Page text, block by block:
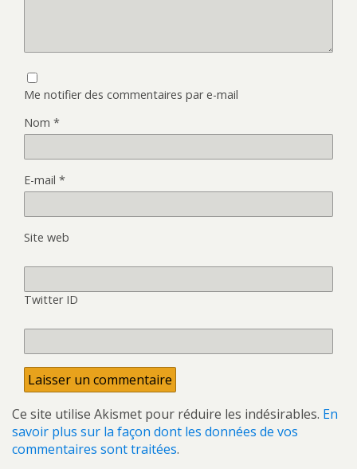
Me notifier des commentaires par e-mail
Nom *
E-mail *
Site web
Twitter ID
Ce site utilise Akismet pour réduire les indésirables. En
savoir plus sur la façon dont les données de vos
commentaires sont traitées.